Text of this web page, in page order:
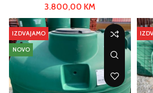
3.800,00 KM
IZDVAJAMO
NOVO